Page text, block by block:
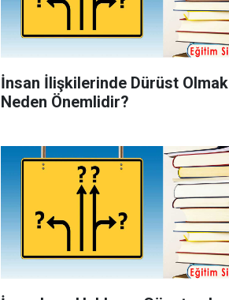
İnsan İlişkilerinde Dürüst Olmak
Neden Önemlidir?